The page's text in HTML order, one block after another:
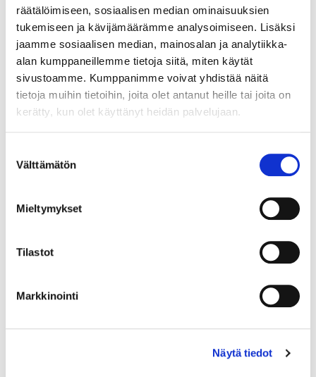
räätälöimiseen, sosiaalisen median ominaisuuksien
tukemiseen ja kävijämäärämme analysoimiseen. Lisäksi
jaamme sosiaalisen median, mainosalan ja analytiikka-
alan kumppaneillemme tietoja siitä, miten käytät
sivustoamme. Kumppanimme voivat yhdistää näitä
tietoja muihin tietoihin, joita olet antanut heille tai joita on
kerätty, kun olet käyttänyt heidän palvelujaan.
valinta
Välttämätön
Mieltymykset
Tilastot
Markkinointi
Näytä tiedot
12.8.2026 19:33:30